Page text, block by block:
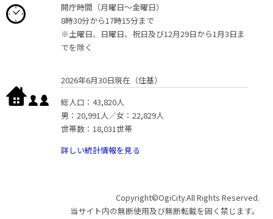
開庁時間（月曜日〜金曜日）
8時30分から17時15分まで
※土曜日、日曜日、祝日及び12月29日から1月3日ま
でを除く
2026年6月30日現在（住基）
総人口：43,820人
男：20,991人／女：22,829人
世帯数：18,031世帯
詳しい統計情報を見る
Copyright©OgiCity.All Rights Reserved.
当サイト内の無断使用及び無断転載を固く禁じます。